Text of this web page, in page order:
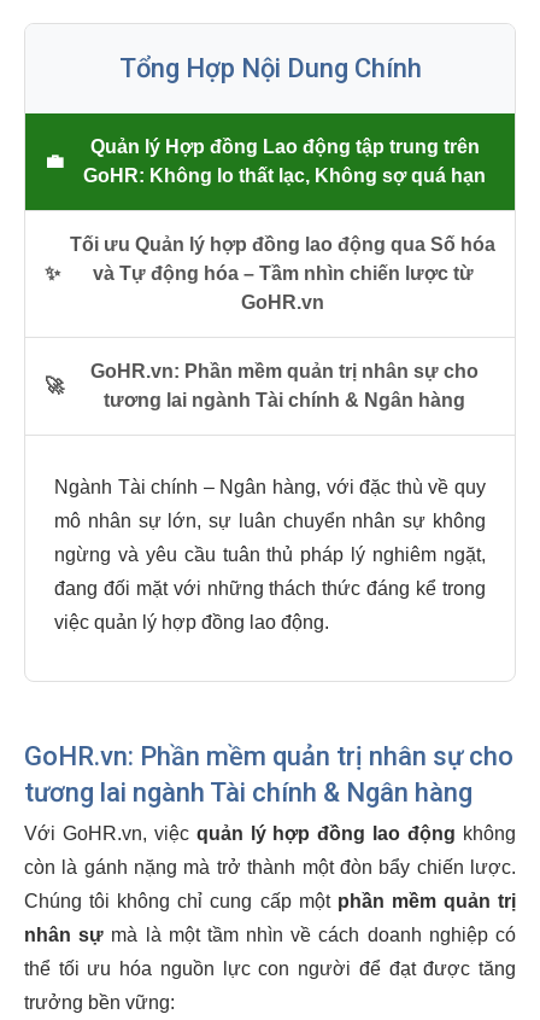
Tổng Hợp Nội Dung Chính
💼
Quản lý Hợp đồng Lao động tập trung trên
GoHR: Không lo thất lạc, Không sợ quá hạn
✨
Tối ưu Quản lý hợp đồng lao động qua Số hóa
và Tự động hóa – Tầm nhìn chiến lược từ
GoHR.vn
🚀
GoHR.vn: Phần mềm quản trị nhân sự cho
tương lai ngành Tài chính & Ngân hàng
Ngành Tài chính – Ngân hàng, với đặc thù về quy
mô nhân sự lớn, sự luân chuyển nhân sự không
ngừng và yêu cầu tuân thủ pháp lý nghiêm ngặt,
đang đối mặt với những thách thức đáng kể trong
việc quản lý hợp đồng lao động.
GoHR.vn: Phần mềm quản trị nhân sự cho
tương lai ngành Tài chính & Ngân hàng
Với GoHR.vn, việc quản lý hợp đồng lao động không
còn là gánh nặng mà trở thành một đòn bẩy chiến lược.
Chúng tôi không chỉ cung cấp một phần mềm quản trị
nhân sự mà là một tầm nhìn về cách doanh nghiệp có
thể tối ưu hóa nguồn lực con người để đạt được tăng
trưởng bền vững: